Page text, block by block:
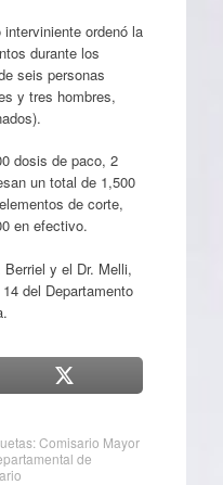
ordenó la
durante los
seis personas
y tres hombres,
dosis de paco, 2
un total de 1,500
de corte,
en efectivo.
y el Dr. Melli,
del Departamento
Comisario Mayor
de